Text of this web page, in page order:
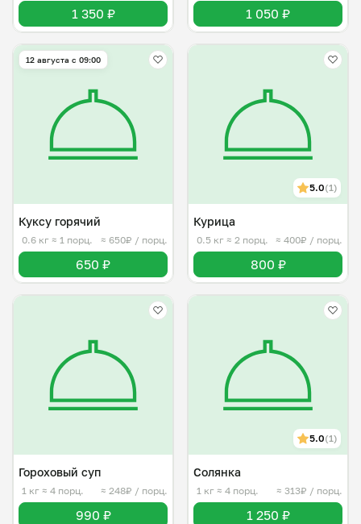
1 350 ₽ 1 050 ₽
12 августа с 09:00
Куксу горячий
0.6 кг ≈ 1 порц. ≈ 650₽ / порц.
650 ₽
5.0(1)
Курица
0.5 кг ≈ 2 порц. ≈ 400₽ / порц.
800 ₽
Гороховый суп
1 кг ≈ 4 порц. ≈ 248₽ / порц.
990 ₽
5.0(1)
Солянка
1 кг ≈ 4 порц. ≈ 313₽ / порц.
1 250 ₽